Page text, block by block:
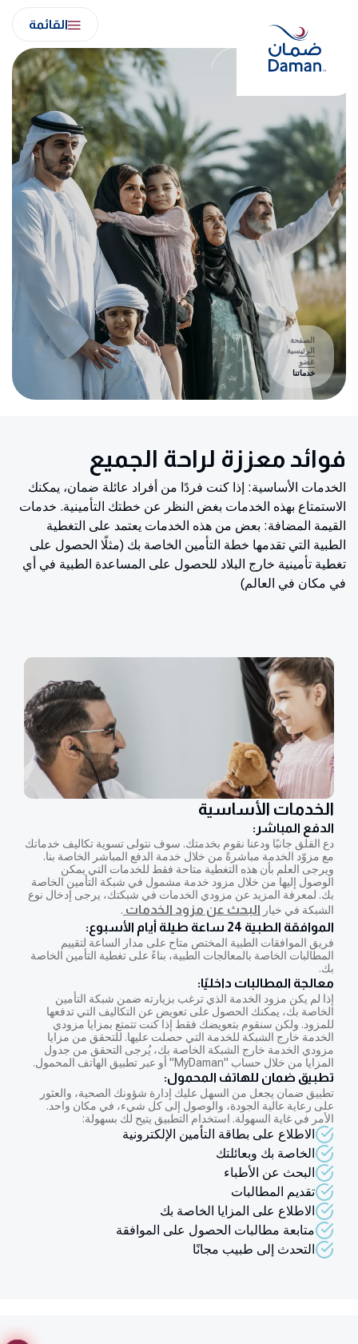
content
القائمة
الصفحة
الرئيسية
عضو
خدماتنا
فوائد معززة لراحة الجميع
الخدمات الأساسية: إذا كنت فردًا من أفراد عائلة ضمان، يمكنك
الاستمتاع بهذه الخدمات بغض النظر عن خطتك التأمينية. خدمات
القيمة المضافة: بعض من هذه الخدمات يعتمد على التغطية
الطبية التي تقدمها خطة التأمين الخاصة بك (مثلًا الحصول على
تغطية تأمينية خارج البلاد للحصول على المساعدة الطبية في أي
في مكان في العالم)
الخدمات الأساسية
الدفع المباشر:
دع القلق جانبًا ودعنا نقوم بخدمتك. سوف نتولى تسوية تكاليف خدماتك
مع مزوّد الخدمة مباشرةً من خلال خدمة الدفع المباشر الخاصة بنا.
ويرجى العلم بأن هذه التغطية متاحة فقط للخدمات التي يمكن
الوصول إليها من خلال مزود خدمة مشمول في شبكة التأمين الخاصة
بك. لمعرفة المزيد عن مزودي الخدمات في شبكتك، يرجى إدخال نوع
الشبكة في خيار البحث عن مزود الخدمات .
الموافقة الطبية 24 ساعة طيلة أيام الأسبوع:
فريق الموافقات الطبية المختص متاح على مدار الساعة لتقييم
المطالبات الخاصة بالمعالجات الطبية، بناءً على تغطية التأمين الخاصة
بك.
معالجة المطالبات داخليًا:
إذا لم يكن مزود الخدمة الذي ترغب بزيارته ضمن شبكة التأمين
الخاصة بك، يمكنك الحصول على تعويض عن التكاليف التي تدفعها
للمزود. ولكن سنقوم بتعويضك فقط إذا كنت تتمتع بمزايا مزودي
الخدمة خارج الشبكة للخدمة التي حصلت عليها. للتحقق من مزايا
مزودي الخدمة خارج الشبكة الخاصة بك، يُرجى التحقق من جدول
المزايا من خلال حساب "MyDaman" أو عبر تطبيق الهاتف المحمول.
تطبيق ضمان للهاتف المحمول:
تطبيق ضمان يجعل من السهل عليك إدارة شؤونك الصحية، والعثور
على رعاية عالية الجودة، والوصول إلى كل شيء، في مكان واحد.
الأمر في غاية السهولة. استخدام التطبيق يتيح لك بسهولة:
الاطلاع على بطاقة التأمين الإلكترونية
الخاصة بك وبعائلتك
البحث عن الأطباء
تقديم المطالبات
الاطلاع على المزايا الخاصة بك
متابعة مطالبات الحصول على الموافقة
التحدث إلى طبيب مجانًا